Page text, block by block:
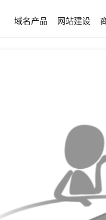
域名产品 网站建设